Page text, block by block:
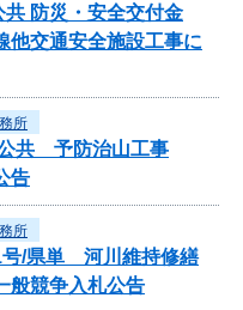
防災・安全交付金
他交通安全施設工事に
所
共 予防治山工事
告
所
号/県単 河川維持修繕
般競争入札公告